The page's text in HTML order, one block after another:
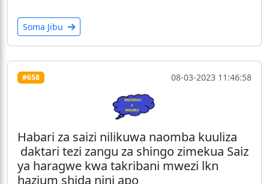
Soma Jibu
#658 08-03-2023 11:46:58
Habari za saizi nilikuwa naomba kuuliza
daktari tezi zangu za shingo zimekua Saiz
ya haragwe kwa takribani mwezi lkn
hazium shida nini apo